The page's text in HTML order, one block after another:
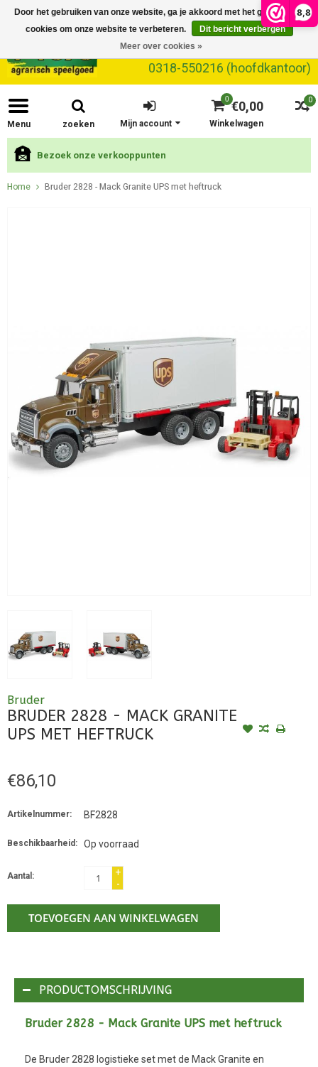
8,8
0318-550216 (hoofdkantoor)
Menu zoeken
0
0 €0,00
Winkelwagen
Mijn account
Bezoek onze verkooppunten
Home Bruder 2828 - Mack Granite UPS met heftruck
Bruder
BRUDER 2828 - MACK GRANITE
UPS MET HEFTRUCK
€86,10
Artikelnummer: BF2828
Beschikbaarheid: Op voorraad
Aantal:
+
-
TOEVOEGEN AAN WINKELWAGEN
PRODUCTOMSCHRIJVING
Bruder 2828 - Mack Granite UPS met heftruck
De Bruder 2828 logistieke set met de Mack Granite en
Door het gebruiken van onze website, ga je akkoord met het gebruik van
cookies om onze website te verbeteren.
Dit bericht verbergen
Meer over cookies »